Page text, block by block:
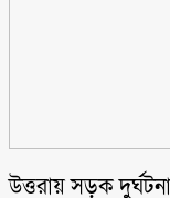
উত্তরায় সড়ক